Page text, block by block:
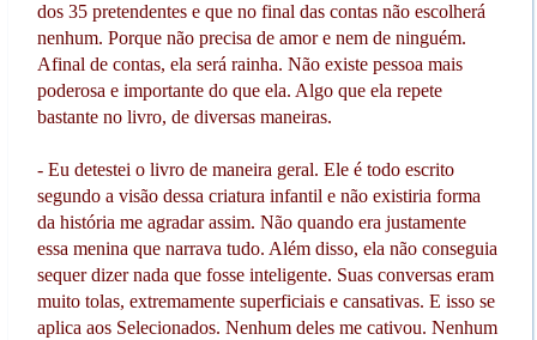
dos 35 pretendentes e que no final das contas não escolherá
nenhum. Porque não precisa de amor e nem de ninguém.
Afinal de contas, ela será rainha. Não existe pessoa mais
poderosa e importante do que ela. Algo que ela repete
bastante no livro, de diversas maneiras.
- Eu detestei o livro de maneira geral. Ele é todo escrito
segundo a visão dessa criatura infantil e não existiria forma
da história me agradar assim. Não quando era justamente
essa menina que narrava tudo. Além disso, ela não conseguia
sequer dizer nada que fosse inteligente. Suas conversas eram
muito tolas, extremamente superficiais e cansativas. E isso se
aplica aos Selecionados. Nenhum deles me cativou. Nenhum